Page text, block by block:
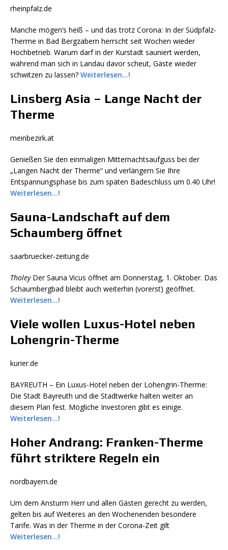
rheinpfalz.de
Manche mögen’s heiß – und das trotz Corona: In der Südpfalz-
Therme in Bad Bergzabern herrscht seit Wochen wieder
Hochbetrieb. Warum darf in der Kurstadt sauniert werden,
während man sich in Landau davor scheut, Gäste wieder
schwitzen zu lassen? Weiterlesen…!
Linsberg Asia – Lange Nacht der
Therme
meinbezirk.at
Genießen Sie den einmaligen Mitternachtsaufguss bei der
„Langen Nacht der Therme“ und verlängern Sie Ihre
Entspannungsphase bis zum späten Badeschluss um 0.40 Uhr!
Weiterlesen…!
Sauna-Landschaft auf dem
Schaumberg öffnet
saarbruecker-zeitung.de
TholeyDer Sauna Vicus öffnet am Donnerstag, 1. Oktober. Das
Schaumbergbad bleibt auch weiterhin (vorerst) geöffnet.
Weiterlesen…!
Viele wollen Luxus-Hotel neben
Lohengrin-Therme
kurier.de
BAYREUTH – Ein Luxus-Hotel neben der Lohengrin-Therme:
Die Stadt Bayreuth und die Stadtwerke halten weiter an
diesem Plan fest. Mögliche Investoren gibt es einige.
Weiterlesen…!
Hoher Andrang: Franken-Therme
führt striktere Regeln ein
nordbayern.de
Um dem Ansturm Herr und allen Gästen gerecht zu werden,
gelten bis auf Weiteres an den Wochenenden besondere
Tarife. Was in der Therme in der Corona-Zeit gilt
Weiterlesen…!